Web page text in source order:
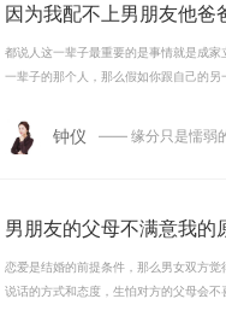
因为我配不上男朋友他爸
都说人这一辈子最重要的是事情就是成
一辈子的那个人，那么假如你跟自己的另
钟仪 —— 缘分只是懦弱
男朋友的父母不满意我的
恋爱是结婚的前提条件，那么男女双方
说话的方式和态度，生怕对方的父母会不